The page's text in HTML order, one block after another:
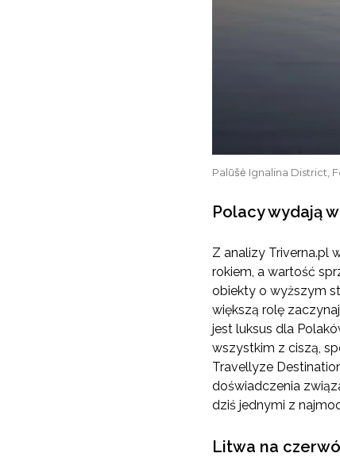
Palūšė Ignalina District,
Polacy wydają
Z analizy Triverna.pl
rokiem, a wartość
obiekty o wyższym
większą rolę
jest luksus dla
wszystkim z ciszą,
Travellyze
doświadczenia
dziś jednymi z
Litwa na